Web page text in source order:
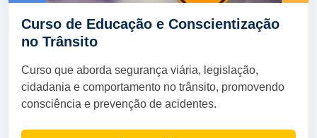
Curso de Educação e Conscientização
no Trânsito
Curso que aborda segurança viária, legislação,
cidadania e comportamento no trânsito, promovendo
consciência e prevenção de acidentes.